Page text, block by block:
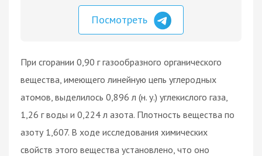
Посмотреть
При сгорании 0,90 г газообразного органического
вещества, имеющего линейную цепь углеродных
атомов, выделилось 0,896 л (н. у.) углекислого газа,
1,26 г воды и 0,224 л азота. Плотность вещества по
азоту 1,607. В ходе исследования химических
свойств этого вещества установлено, что оно